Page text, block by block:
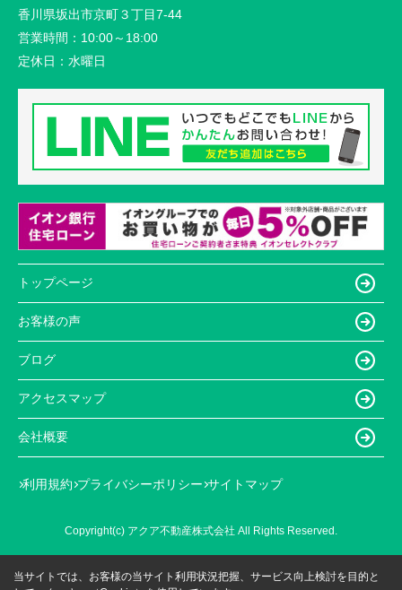
香川県坂出市京町３丁目7-44
営業時間： 10:00～18:00
定休日： 水曜日
トップページ
お客様の声
ブログ
アクセスマップ
会社概要
利用規約 プライバシーポリシー サイトマップ
Copyright(c) アクア不動産株式会社 All Rights Reserved.
当サイトでは、お客様の当サイト利用状況把握、サービス向上検討を目的と